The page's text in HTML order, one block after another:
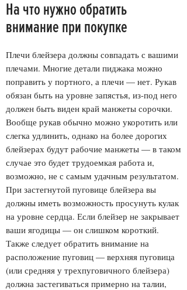
На что нужно обратить
внимание при покупке
Плечи блейзера должны совпадать с вашими
плечами. Многие детали пиджака можно
поправить у портного, а плечи — нет. Рукав
обязан быть на уровне запястья, из-под него
должен быть виден край манжеты сорочки.
Вообще рукав обычно можно укоротить или
слегка удлинить, однако на более дорогих
блейзерах будут рабочие манжеты — в таком
случае это будет трудоемкая работа и,
возможно, не с самым удачным результатом.
При застегнутой пуговице блейзера вы
должны иметь возможность просунуть кулак
на уровне сердца. Если блейзер не закрывает
ваши ягодицы — он слишком короткий.
Также следует обратить внимание на
расположение пуговиц — верхняя пуговица
(или средняя у трехпуговичного блейзера)
должна застегиваться примерно на талии,